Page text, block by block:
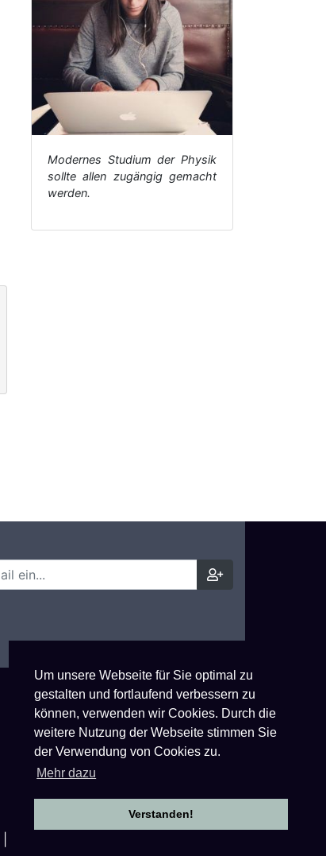
Um unsere Webseite für Sie optimal zu
gestalten und fortlaufend verbessern zu
können, verwenden wir Cookies. Durch die
weitere Nutzung der Webseite stimmen Sie
der Verwendung von Cookies zu.
Mehr dazu
Verstanden!
Modernes Studium der Physik
sollte allen zugängig gemacht
werden.